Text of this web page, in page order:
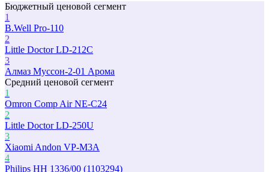
Бюджетный ценовой сегмент
1
B.Well Pro-110
2
Little Doctor LD-212C
3
Алмаз Муссон-2-01 Арома
Средний ценовой сегмент
1
Omron Comp Air NE-C24
2
Little Doctor LD-250U
3
Xiaomi Andon VP-M3A
4
Philips HH 1336/00 (1103294)